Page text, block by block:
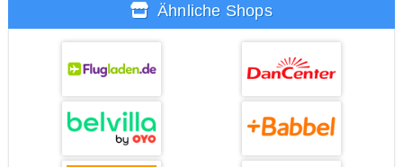
Ähnliche Shops